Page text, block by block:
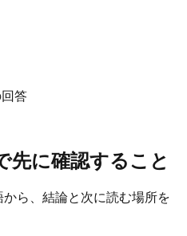
答
先に確認すること
ら、結論と次に読む場所を